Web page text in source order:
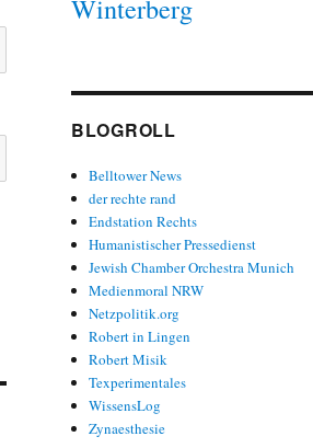
Winterberg
BLOGROLL
Belltower News
der rechte rand
Endstation Rechts
Humanistischer Pressedienst
Jewish Chamber Orchestra Munich
Medienmoral NRW
Netzpolitik.org
Robert in Lingen
Robert Misik
Texperimentales
WissensLog
Zynaesthesie